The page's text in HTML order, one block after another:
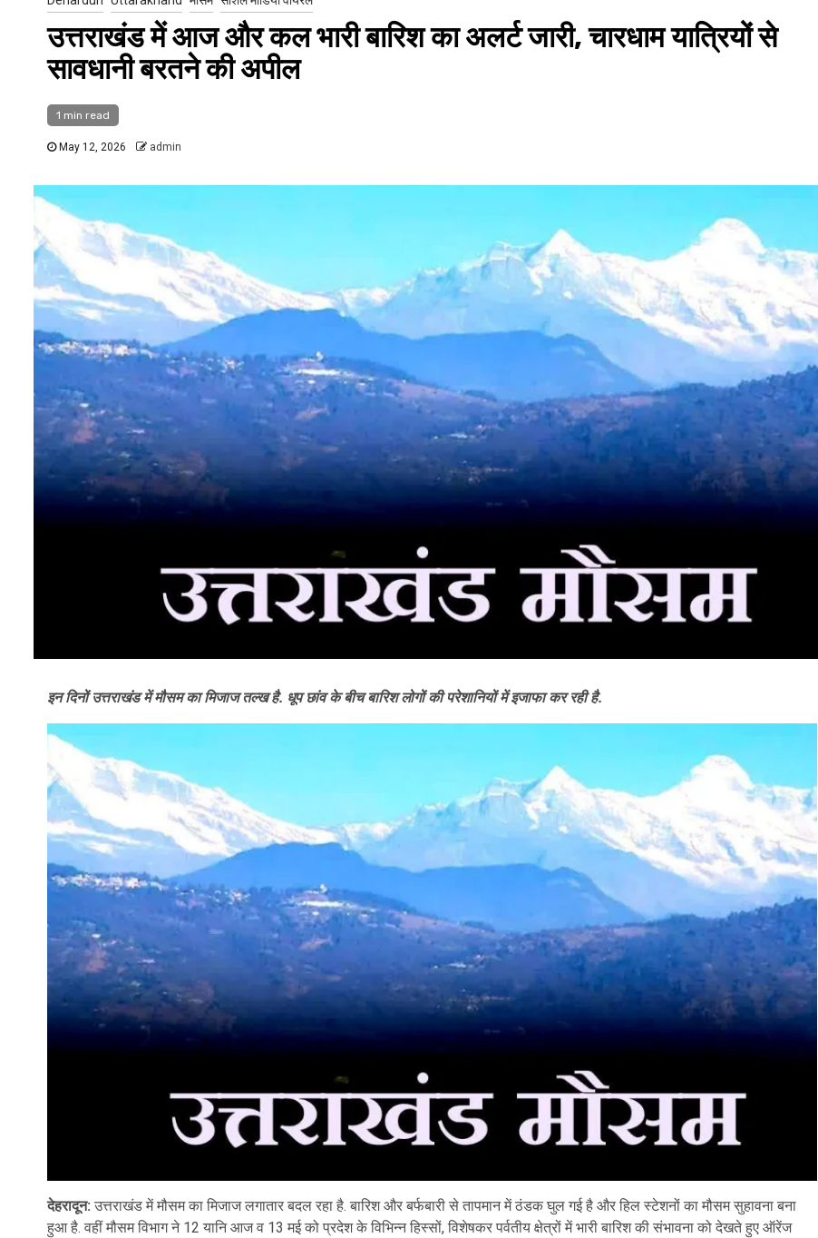
उत्तराखंड में आज और कल भारी बारिश का अलर्ट जारी, चारधाम यात्रियों से
सावधानी बरतने की अपील
1 min read
May 12, 2026 admin
इन दिनों उत्तराखंड में मौसम का मिजाज तल्ख है. धूप छांव के बीच बारिश लोगों की परेशानियों में इजाफा कर रही है.
देहरादून: उत्तराखंड में मौसम का मिजाज लगातार बदल रहा है. बारिश और बर्फबारी से तापमान में ठंडक घुल गई है और हिल स्टेशनों का मौसम सुहावना बना
हुआ है. वहीं मौसम विभाग ने 12 यानि आज व 13 मई को प्रदेश के विभिन्न हिस्सों, विशेषकर पर्वतीय क्षेत्रों में भारी बारिश की संभावना को देखते हुए ऑरेंज